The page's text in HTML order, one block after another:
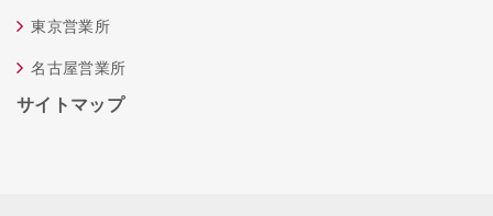
東京営業所
名古屋営業所
サイトマップ